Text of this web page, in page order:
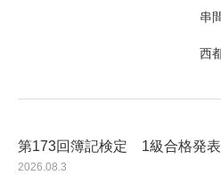
串
西
第173回簿記検定 1級合格発表
2026.08.3